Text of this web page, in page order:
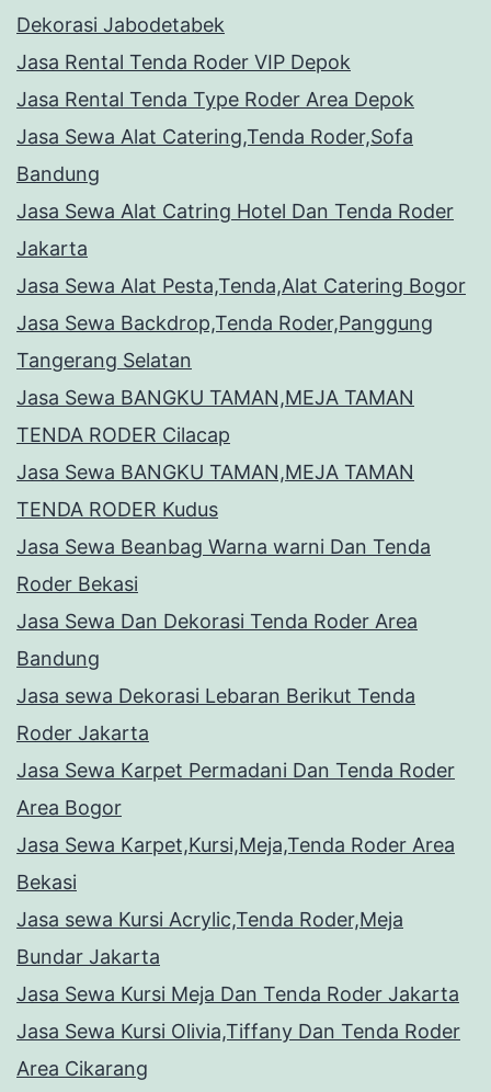
Dekorasi Jabodetabek
Jasa Rental Tenda Roder VIP Depok
Jasa Rental Tenda Type Roder Area Depok
Jasa Sewa Alat Catering,Tenda Roder,Sofa
Bandung
Jasa Sewa Alat Catring Hotel Dan Tenda Roder
Jakarta
Jasa Sewa Alat Pesta,Tenda,Alat Catering Bogor
Jasa Sewa Backdrop,Tenda Roder,Panggung
Tangerang Selatan
Jasa Sewa BANGKU TAMAN,MEJA TAMAN
TENDA RODER Cilacap
Jasa Sewa BANGKU TAMAN,MEJA TAMAN
TENDA RODER Kudus
Jasa Sewa Beanbag Warna warni Dan Tenda
Roder Bekasi
Jasa Sewa Dan Dekorasi Tenda Roder Area
Bandung
Jasa sewa Dekorasi Lebaran Berikut Tenda
Roder Jakarta
Jasa Sewa Karpet Permadani Dan Tenda Roder
Area Bogor
Jasa Sewa Karpet,Kursi,Meja,Tenda Roder Area
Bekasi
Jasa sewa Kursi Acrylic,Tenda Roder,Meja
Bundar Jakarta
Jasa Sewa Kursi Meja Dan Tenda Roder Jakarta
Jasa Sewa Kursi Olivia,Tiffany Dan Tenda Roder
Area Cikarang